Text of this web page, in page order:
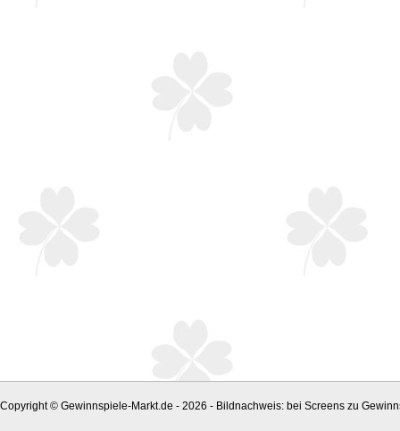
Copyright © Gewinnspiele-Markt.de - 2026 - Bildnachweis: bei Screens zu